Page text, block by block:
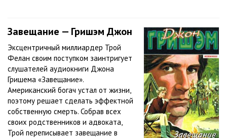
Завещание — Гришэм Джон
Эксцентричный миллиардер Трой
Фелан своим поступком заинтригует
слушателей аудиокниги Джона
Гришема «Завещание».
Американский богач устал от жизни,
поэтому решает сделать эффектной
собственную смерть. Собрав всех
своих родственников и адвоката,
Трой переписывает завещание в